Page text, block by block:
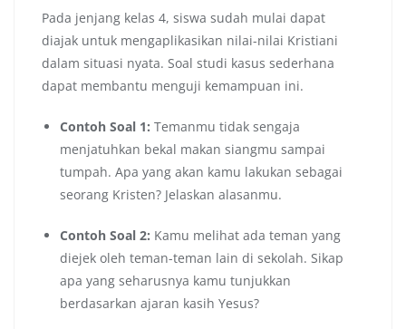
Pada jenjang kelas 4, siswa sudah mulai dapat
diajak untuk mengaplikasikan nilai-nilai Kristiani
dalam situasi nyata. Soal studi kasus sederhana
dapat membantu menguji kemampuan ini.
Contoh Soal 1: Temanmu tidak sengaja
menjatuhkan bekal makan siangmu sampai
tumpah. Apa yang akan kamu lakukan sebagai
seorang Kristen? Jelaskan alasanmu.
Contoh Soal 2: Kamu melihat ada teman yang
diejek oleh teman-teman lain di sekolah. Sikap
apa yang seharusnya kamu tunjukkan
berdasarkan ajaran kasih Yesus?